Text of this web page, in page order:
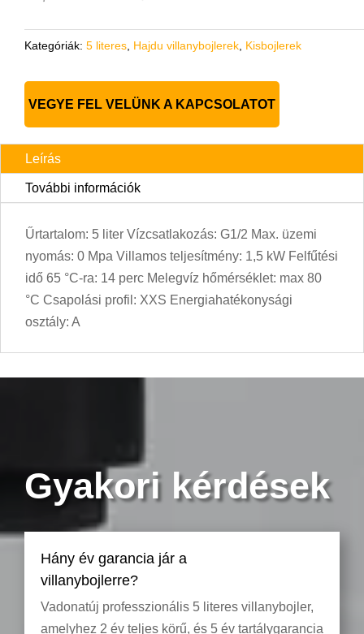
Kategóriák: 5 literes Hajdu villanybojlerek Kisbojlerek
VEGYE FEL VELÜNK A KAPCSOLATOT
Leírás
További információk
Űrtartalom: 5 liter Vízcsatlakozás: G1/2 Max. üzemi
nyomás: 0 Mpa Villamos teljesítmény: 1,5 kW Felfűtési
idő 65 °C-ra: 14 perc Melegvíz hőmérséklet: max 80
°C Csapolási profil: XXS Energiahatékonysági
osztály: A
Gyakori kérdések
Hány év garancia jár a
villanybojlerre?
Vadonatúj professzionális 5 literes villanybojler,
amelyhez 2 év teljes körű, és 5 év tartálygarancia